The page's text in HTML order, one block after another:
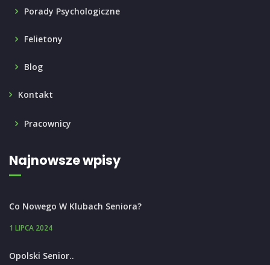
Porady Psychologiczne
Felietony
Blog
Kontakt
Pracownicy
Najnowsze wpisy
Co Nowego W Klubach Seniora?
1 LIPCA 2024
Opolski Senior..